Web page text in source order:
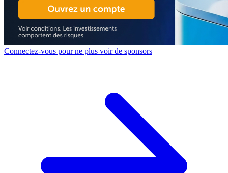
Connectez-vous pour ne plus voir de sponsors